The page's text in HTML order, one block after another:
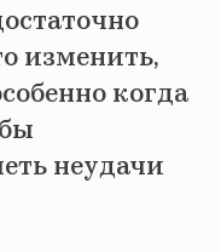
изменить,
когда
неудачи